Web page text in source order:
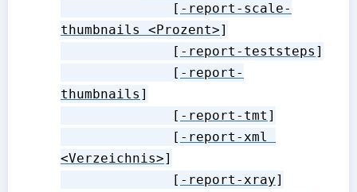
              [
-report-scale-
thumbnails <Prozent>]
              [
-report-teststeps ]
              [
-report-
thumbnails ]
              [
-report-tmt ]
              [
-report-xml
<Verzeichnis>]
              [
-report-xray]